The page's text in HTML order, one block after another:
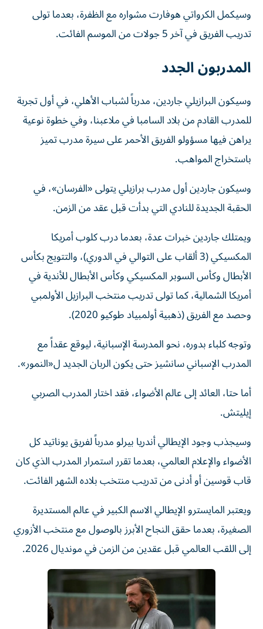
وسيكمل الكرواتي هوفارت مشواره مع الظفرة، بعدما تولى
تدريب الفريق في آخر 5 جولات من الموسم الفائت.
المدربون الجدد
وسيكون البرازيلي جاردين، مدرباً لشباب الأهلي، في أول تجربة
للمدرب القادم من بلاد السامبا في ملاعبنا، وفي خطوة نوعية
يراهن فيها مسؤولو الفريق الأحمر على سيرة مدرب تميز
باستخراج المواهب.
وسيكون جاردين أول مدرب برازيلي يتولى «الفرسان»، في
الحقبة الجديدة للنادي التي بدأت قبل عقد من الزمن.
ويمتلك جاردين خبرات عدة، بعدما درب كلوب أمريكا
المكسيكي (3 ألقاب على التوالي في الدوري)، والتتويج بكأس
الأبطال وكأس السوبر المكسيكي وكأس الأبطال للأندية في
أمريكا الشمالية، كما تولى تدريب منتخب البرازيل الأولمبي
وحصد مع الفريق (ذهبية أولمبياد طوكيو 2020).
وتوجه كلباء بدوره، نحو المدرسة الإسبانية، ليوقع عقداً مع
المدرب الإسباني سانشيز حتى يكون الربان الجديد ل«النمور».
أما حتا، العائد إلى عالم الأضواء، فقد اختار المدرب الصربي
إيليتش.
وسيجذب وجود الإيطالي أندريا بيرلو مدرباً لفريق يوناتيد كل
الأضواء والإعلام العالمي، بعدما تقرر استمرار المدرب الذي كان
قاب قوسين أو أدنى من تدريب منتخب بلاده الشهر الفائت.
ويعتبر المايسترو الإيطالي الاسم الكبير في عالم المستديرة
الصغيرة، بعدما حقق النجاح الأبرز بالوصول مع منتخب الأزوري
إلى اللقب العالمي قبل عقدين من الزمن في مونديال 2026.